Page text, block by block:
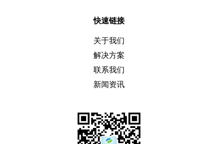
快速链接
关于我们
解决方案
联系我们
新闻资讯